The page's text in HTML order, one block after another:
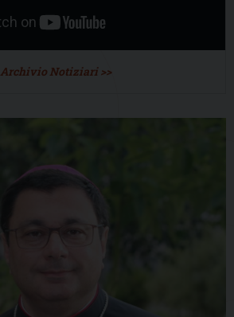
Archivio Notiziari >>